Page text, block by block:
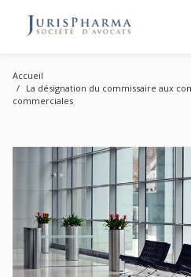
Accueil
La désignation du commissaire aux
commerciales